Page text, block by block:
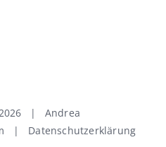
| Andrea
| Datenschutzerklärung